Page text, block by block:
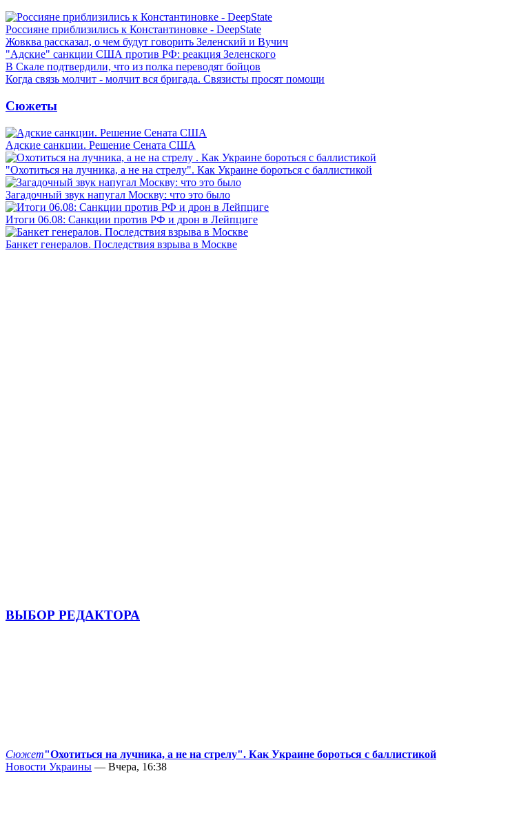
Россияне приблизились к Константиновке - DeepState
Жовква рассказал, о чем будут говорить Зеленский и Вучич
"Адские" санкции США против РФ: реакция Зеленского
В Скале подтвердили, что из полка переводят бойцов
Когда связь молчит - молчит вся бригада. Связисты просят помощи
Сюжеты
Адские санкции. Решение Сената США
"Охотиться на лучника, а не на стрелу". Как Украине бороться с баллистикой
Загадочный звук напугал Москву: что это было
Итоги 06.08: Санкции против РФ и дрон в Лейпциге
Банкет генералов. Последствия взрыва в Москве
ВЫБОР РЕДАКТОРА
Сюжет"Охотиться на лучника, а не на стрелу". Как Украине бороться с баллистикой
Новости Украины — Вчера, 16:38